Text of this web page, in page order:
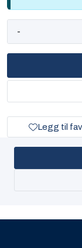
-
Legg til